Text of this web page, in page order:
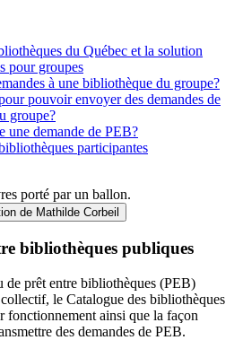
du Québec et la solution
pour groupes
à une bibliothèque du groupe?
pouvoir envoyer des demandes de
groupe?
une demande de PEB?
participantes
de Mathilde Corbeil
bibliothèques publiques
de prêt entre bibliothèques (PEB)
le Catalogue des bibliothèques
fonctionnement ainsi que la façon
des demandes de PEB.